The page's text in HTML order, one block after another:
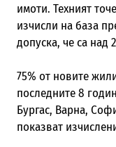
имоти. Техният
изчисли на база
допуска, че са над
75% от новите
последните 8
Бургас, Варна,
показват